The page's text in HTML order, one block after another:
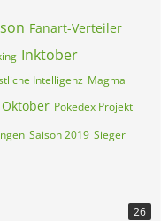
Fanart-Verteiler
Inktober
Intelligenz Magma
Oktober Pokedex Projekt
Saison 2019 Sieger
26